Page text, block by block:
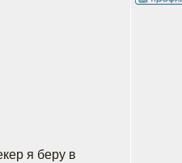
я беру в